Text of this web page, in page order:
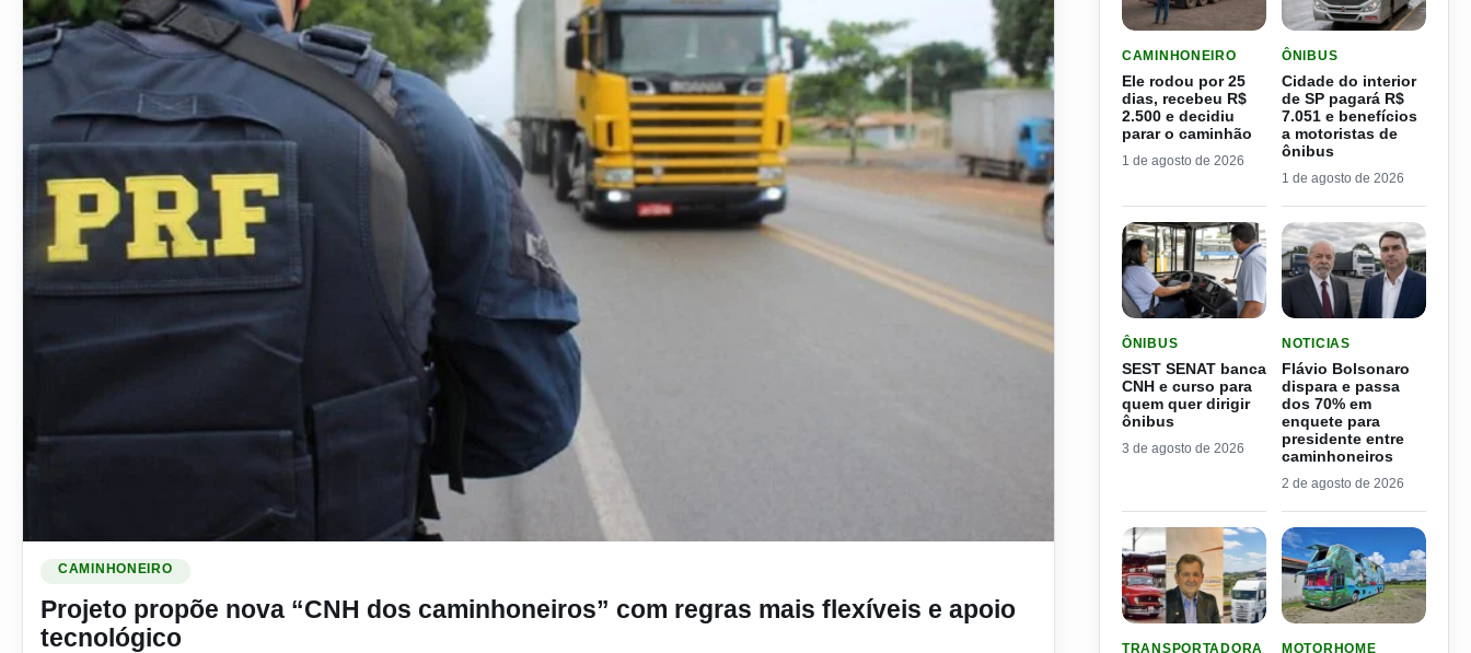
CAMINHONEIRO
Projeto propõe nova “CNH dos caminhoneiros” com regras mais flexíveis e apoio
tecnológico
CAMINHONEIRO
Ele rodou por 25
dias, recebeu R$
2.500 e decidiu
parar o caminhão
1 de agosto de 2026
ÔNIBUS
Cidade do interior
de SP pagará R$
7.051 e benefícios
a motoristas de
ônibus
1 de agosto de 2026
ÔNIBUS
SEST SENAT banca
CNH e curso para
quem quer dirigir
ônibus
3 de agosto de 2026
NOTICIAS
Flávio Bolsonaro
dispara e passa
dos 70% em
enquete para
presidente entre
caminhoneiros
2 de agosto de 2026
TRANSPORTADORA
MOTORHOME